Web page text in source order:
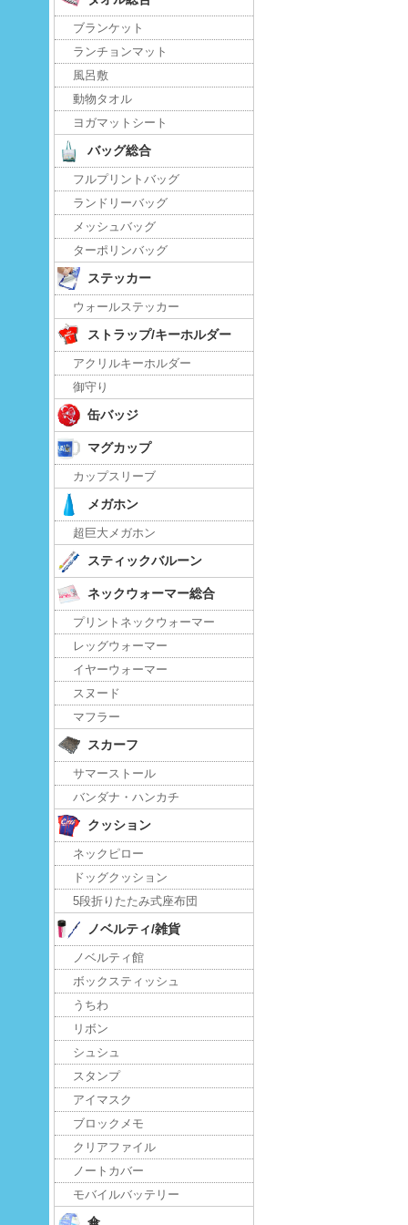
ブランケット
ランチョンマット
風呂敷
動物タオル
ヨガマットシート
バッグ総合
フルプリントバッグ
ランドリーバッグ
メッシュバッグ
ターポリンバッグ
ステッカー
ウォールステッカー
ストラップ/キーホルダー
アクリルキーホルダー
御守り
缶バッジ
マグカップ
カップスリーブ
メガホン
超巨大メガホン
スティックバルーン
ネックウォーマー総合
プリントネックウォーマー
レッグウォーマー
イヤーウォーマー
スヌード
マフラー
スカーフ
サマーストール
バンダナ・ハンカチ
クッション
ネックピロー
ドッグクッション
5段折りたたみ式座布団
ノベルティ/雑貨
ノベルティ館
ボックスティッシュ
うちわ
リボン
シュシュ
スタンプ
アイマスク
ブロックメモ
クリアファイル
ノートカバー
モバイルバッテリー